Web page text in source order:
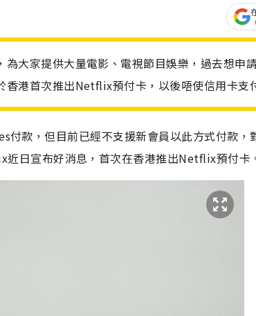
大家提供大量電影、電視節目娛樂，過去想申
港首次推出Netflix預付卡，以後唔使信用卡支
款，但目前已經不支援新會員以此方式付款，
日宣布好消息，首次在香港推出Netflix預付卡